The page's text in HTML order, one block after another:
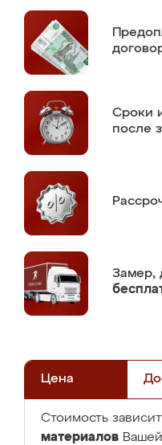
Сроки
после
Замер,
Цена
Стоимость
материалов